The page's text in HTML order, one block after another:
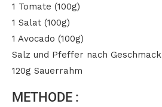
1 Tomate (100g)
1 Salat (100g)
1 Avocado (100g)
Salz und Pfeffer nach Geschmack
120g Sauerrahm
METHODE :